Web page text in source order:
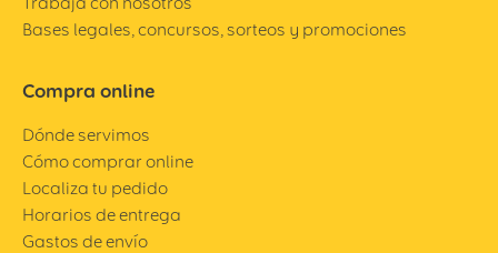
Bases legales, concursos, sorteos y promociones
Compra online
Dónde servimos
Cómo comprar online
Localiza tu pedido
Horarios de entrega
Gastos de envío